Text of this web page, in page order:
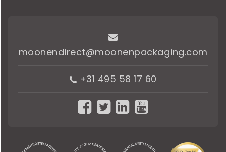
moonendirect@moonenpackaging.com
+31 495 58 17 60